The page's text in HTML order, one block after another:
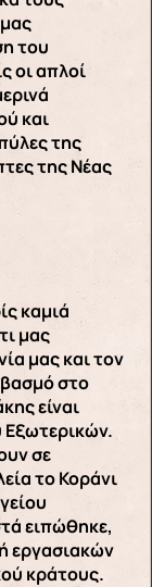
του
οι απλοί
και
της
της Νέας
καμιά
μας
μας και τον
στο
είναι
Εξωτερικών.
σε
το Κοράνι
ειπώθηκε,
εργασιακών
κράτους.